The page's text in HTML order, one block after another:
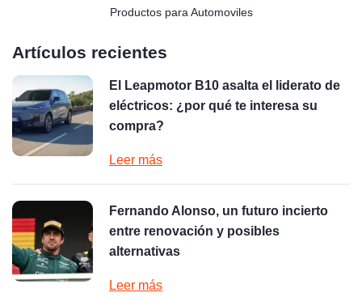
Productos para Automoviles
Artículos recientes
El Leapmotor B10 asalta el liderato de
eléctricos: ¿por qué te interesa su
compra?
Leer más
Fernando Alonso, un futuro incierto
entre renovación y posibles
alternativas
Leer más